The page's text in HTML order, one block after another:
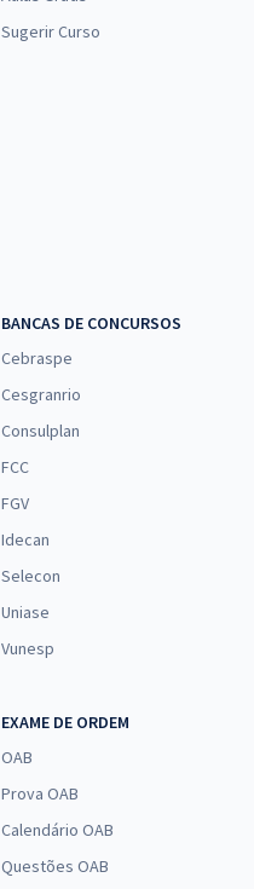
Sugerir Curso
BANCAS DE CONCURSOS
Cebraspe
Cesgranrio
Consulplan
FCC
FGV
Idecan
Selecon
Uniase
Vunesp
EXAME DE ORDEM
OAB
Prova OAB
Calendário OAB
Questões OAB